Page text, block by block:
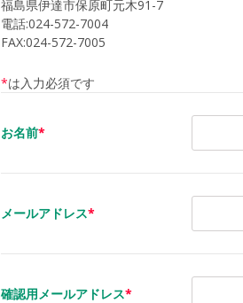
福島県伊達市保原町元木91-7
電話:024-572-7004
FAX:024-572-7005
*は入力必須です
お名前*
メールアドレス*
確認用メールアドレス*